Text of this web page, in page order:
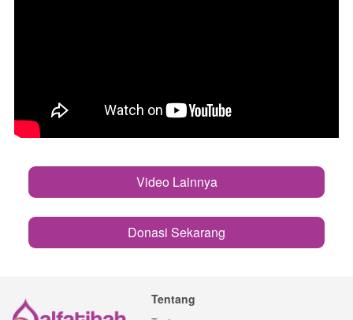
`
Video Lainnya
`Donasi Sekarang
Tentang